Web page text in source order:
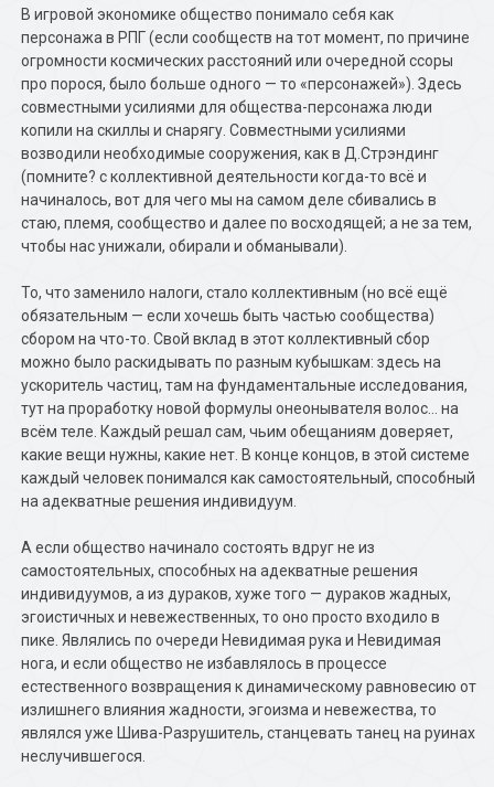
В игровой экономике общество понимало себя как
персонажа в РПГ (если сообществ на тот момент, по причине
огромности космических расстояний или очередной ссоры
про порося, было больше одного — то «персонажей»). Здесь
совместными усилиями для общества-персонажа люди
копили на скиллы и снарягу. Совместными усилиями
возводили необходимые сооружения, как в Д.Стрэндинг
(помните? с коллективной деятельности когда-то всё и
начиналось, вот для чего мы на самом деле сбивались в
стаю, племя, сообщество и далее по восходящей; а не за тем,
чтобы нас унижали, обирали и обманывали).
То, что заменило налоги, стало коллективным (но всё ещё
обязательным — если хочешь быть частью сообщества)
сбором на что-то. Свой вклад в этот коллективный сбор
можно было раскидывать по разным кубышкам: здесь на
ускоритель частиц, там на фундаментальные исследования,
тут на проработку новой формулы онеонывателя волос… на
всём теле. Каждый решал сам, чьим обещаниям доверяет,
какие вещи нужны, какие нет. В конце концов, в этой системе
каждый человек понимался как самостоятельный, способный
на адекватные решения индивидуум.
А если общество начинало состоять вдруг не из
самостоятельных, способных на адекватные решения
индивидуумов, а из дураков, хуже того — дураков жадных,
эгоистичных и невежественных, то оно просто входило в
пике. Являлись по очереди Невидимая рука и Невидимая
нога, и если общество не избавлялось в процессе
естественного возвращения к динамическому равновесию от
излишнего влияния жадности, эгоизма и невежества, то
являлся уже Шива-Разрушитель, станцевать танец на руинах
неслучившегося.